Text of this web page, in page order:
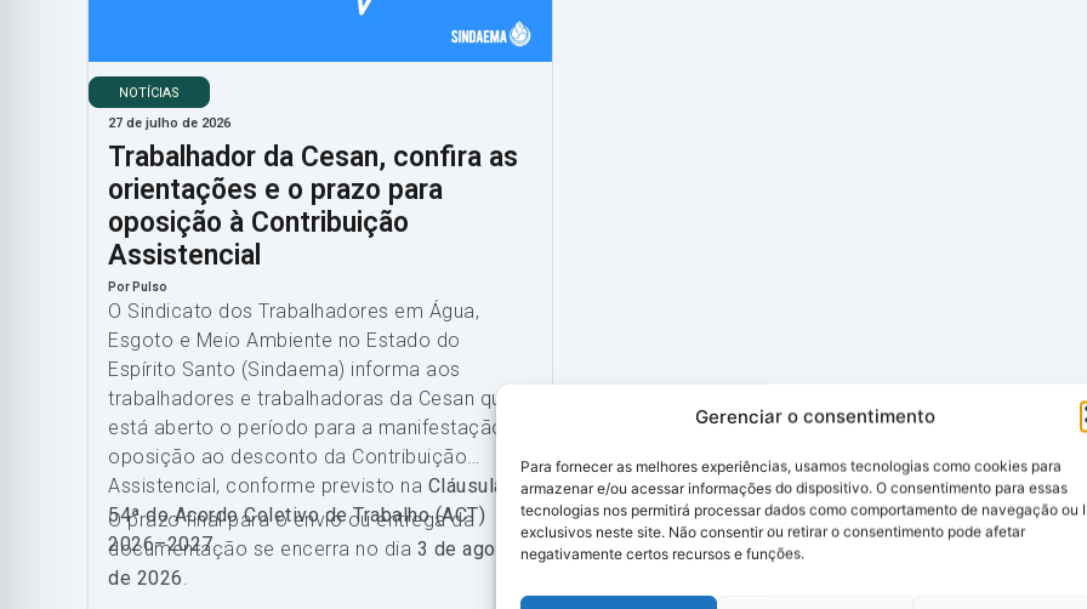
Gerenciar o consentimento
Para fornecer as melhores experiências, usamos tecnologias como cookies para
armazenar e/ou acessar informações do dispositivo. O consentimento para essas
tecnologias nos permitirá processar dados como comportamento de navegação ou
exclusivos neste site. Não consentir ou retirar o consentimento pode afetar
negativamente certos recursos e funções.
NOTÍCIAS
27 de julho de 2026
Trabalhador da Cesan, confira as
orientações e o prazo para
oposição à Contribuição
Assistencial
Por Pulso
O Sindicato dos Trabalhadores em Água,
Esgoto e Meio Ambiente no Estado do
Espírito Santo (Sindaema) informa aos
trabalhadores e trabalhadoras da Cesan que
está aberto o período para a manifestação de
oposição ao desconto da Contribuição
Assistencial, conforme previsto na Cláusula
54ª do Acordo Coletivo de Trabalho (ACT)
2026–2027.
O prazo final para o envio ou entrega da
documentação se encerra no dia 3 de agosto
de 2026.